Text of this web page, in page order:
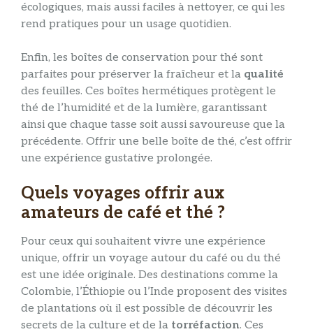
écologiques, mais aussi faciles à nettoyer, ce qui les
rend pratiques pour un usage quotidien.
Enfin, les boîtes de conservation pour thé sont
parfaites pour préserver la fraîcheur et la qualité
des feuilles. Ces boîtes hermétiques protègent le
thé de l’humidité et de la lumière, garantissant
ainsi que chaque tasse soit aussi savoureuse que la
précédente. Offrir une belle boîte de thé, c’est offrir
une expérience gustative prolongée.
Quels voyages offrir aux
amateurs de café et thé ?
Pour ceux qui souhaitent vivre une expérience
unique, offrir un voyage autour du café ou du thé
est une idée originale. Des destinations comme la
Colombie, l’Éthiopie ou l’Inde proposent des visites
de plantations où il est possible de découvrir les
secrets de la culture et de la torréfaction. Ces